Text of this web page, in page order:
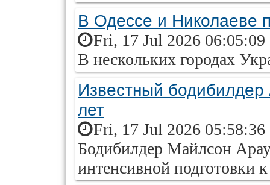
В Одессе и Николаеве
Fri, 17 Jul 2026 06:05:09
В нескольких городах
Известный
лет
Fri, 17 Jul 2026 05:58:36
Бодибилдер Майлсон
интенсивной подготовки